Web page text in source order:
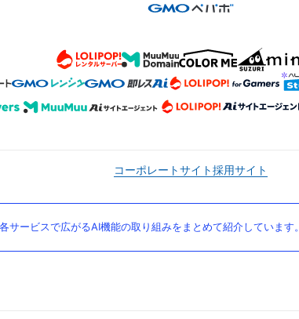
コーポレートサイト採用サイト
サービスで広がるAI機能の取り組みをまとめて紹介しています。